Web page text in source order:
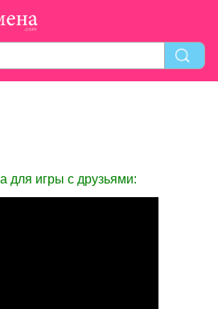
для игры с друзьями: